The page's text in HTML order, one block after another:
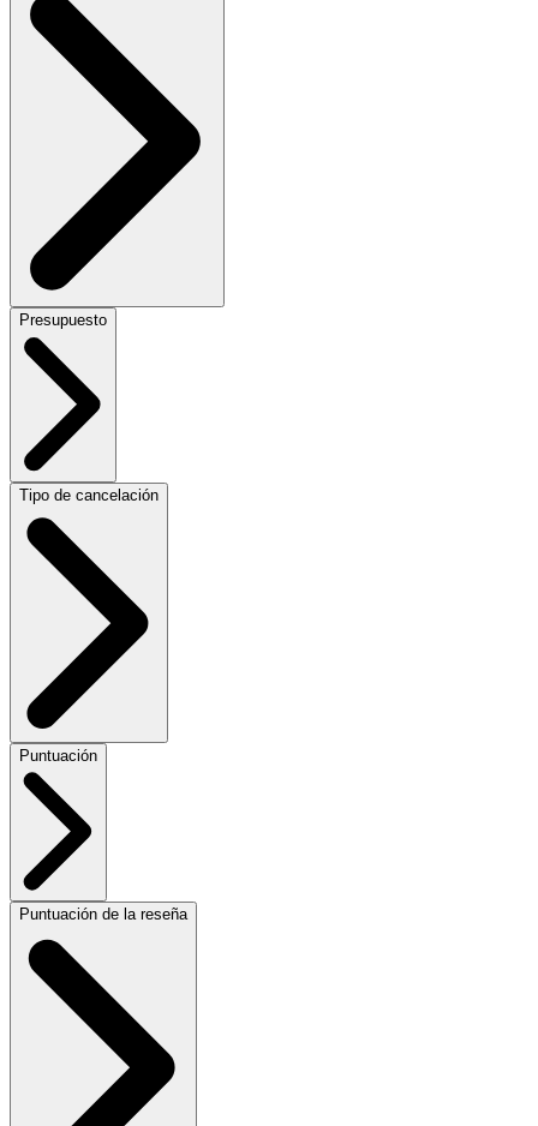
Presupuesto
Tipo de cancelación
Puntuación
Puntuación de la reseña